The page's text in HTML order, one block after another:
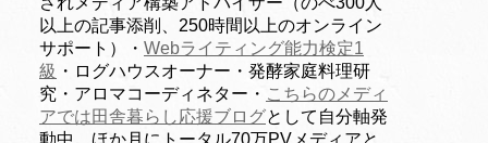
以上の記事添削、250時間以上のオンライン
サポート）・ Webライティング能力検定1
級 ・ログハウスオーナー・発酵家庭料理研
究・アロマコーディネター・ こちらのメディ
アでは田舎暮らし応援ブログとして自分軸発
動中。ほか月にトータル70万PVメディアと